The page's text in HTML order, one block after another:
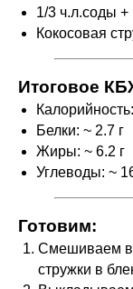
1/3 ч.л.соды +
Кокосовая
Итоговое
Белки: ~ 2.7 г
Жиры: ~ 6.2 г
Углеводы: ~
Готовим:
Смешиваем
стружки в